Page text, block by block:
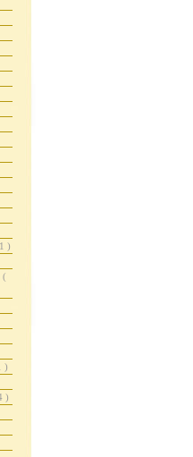
)
(
)
)